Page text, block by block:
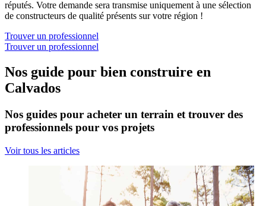
réputés. Votre demande sera transmise uniquement à une sélection
de constructeurs de qualité présents sur votre région !
Trouver un professionnel
Trouver un professionnel
Nos guide pour bien construire en
Calvados
Nos guides pour acheter un terrain et trouver des
professionnels pour vos projets
Voir tous les articles